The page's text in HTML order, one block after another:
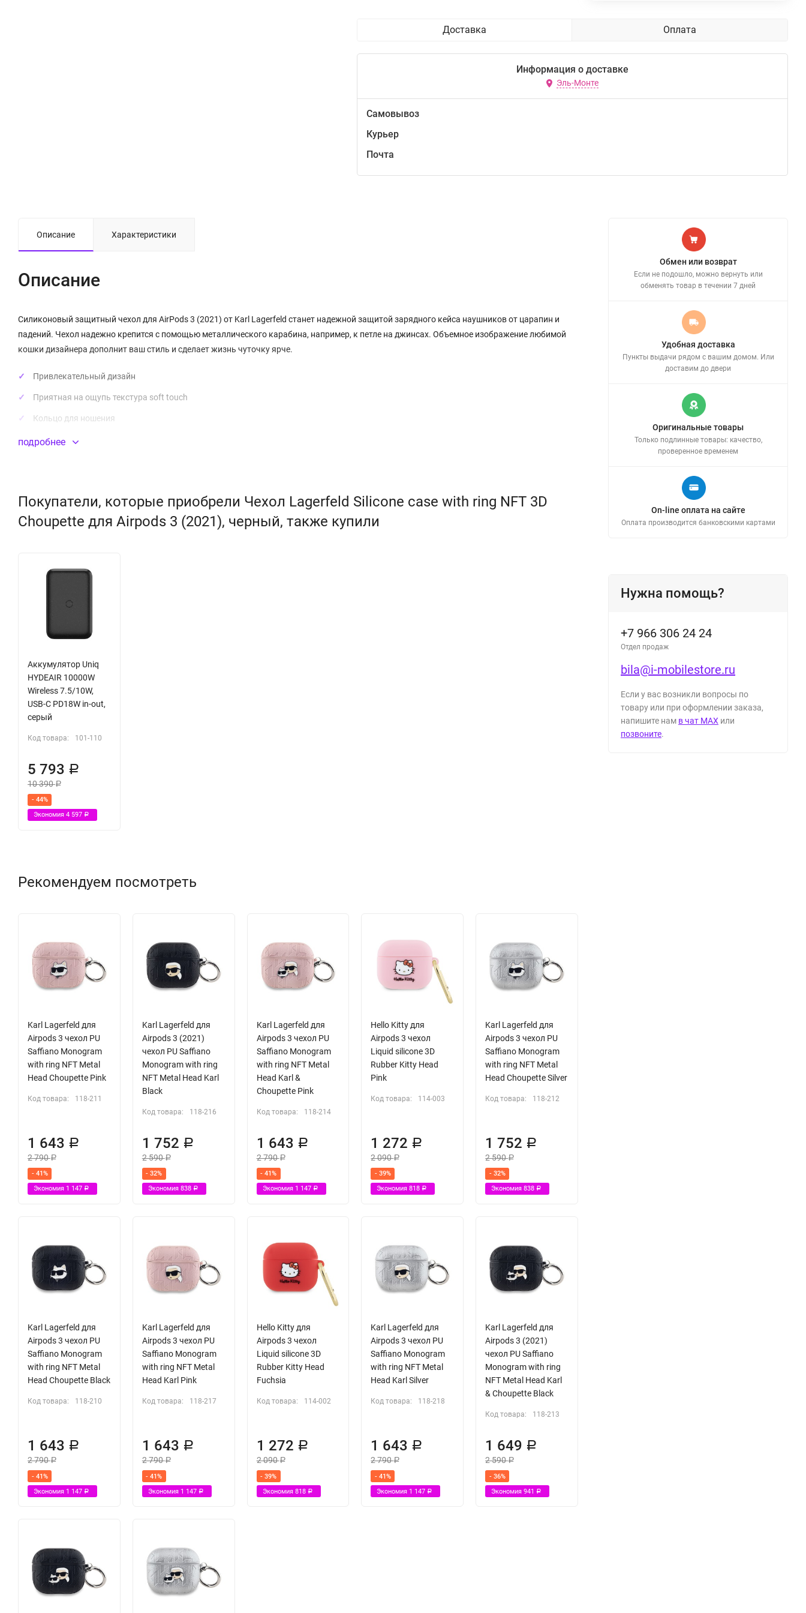
Доставка Оплата
Информация о доставке
Эль-Монте
Самовывоз
Курьер
Почта
Описание Характеристики
Описание
Силиконовый защитный чехол для AirPods 3 (2021) от Karl Lagerfeld станет надежной защитой зарядного кейса наушников от царапин и
падений. Чехол надежно крепится с помощью металлического карабина, например, к петле на джинсах. Объемное изображение любимой
кошки дизайнера дополнит ваш стиль и сделает жизнь чуточку ярче.
Привлекательный дизайн
Приятная на ощупь текстура soft touch
Кольцо для ношения
Надежная фиксация
подробнее
Покупатели, которые приобрели Чехол Lagerfeld Silicone case with ring NFT 3D
Choupette для Airpods 3 (2021), черный, также купили
Аккумулятор Uniq
HYDEAIR 10000W
Wireless 7.5/10W,
USB-C PD18W in-out,
серый
Код товара: 101-110
5 793 Р
10 390Р
- 44%
Экономия 4 597 Р
Рекомендуем посмотреть
Karl Lagerfeld для
Airpods 3 чехол PU
Saffiano Monogram
with ring NFT Metal
Head Choupette Pink
Код товара: 118-211
1 643 Р
2 790Р
- 41%
Экономия 1 147 Р
Karl Lagerfeld для
Airpods 3 (2021)
чехол PU Saffiano
Monogram with ring
NFT Metal Head Karl
Black
Код товара: 118-216
1 752 Р
2 590Р
- 32%
Экономия 838 Р
Karl Lagerfeld для
Airpods 3 чехол PU
Saffiano Monogram
with ring NFT Metal
Head Karl &
Choupette Pink
Код товара: 118-214
1 643 Р
2 790Р
- 41%
Экономия 1 147 Р
Hello Kitty для
Airpods 3 чехол
Liquid silicone 3D
Rubber Kitty Head
Pink
Код товара: 114-003
1 272 Р
2 090Р
- 39%
Экономия818Р
Karl Lagerfeld для
Airpods 3 чехол PU
Saffiano Monogram
with ring NFT Metal
Head Choupette Silver
Код товара: 118-212
1 752 Р
2 590Р
- 32%
Экономия838Р
Karl Lagerfeld для
Airpods 3 чехол PU
Saffiano Monogram
with ring NFT Metal
Head Choupette Black
Код товара: 118-210
1 643 Р
2 790Р
- 41%
Экономия 1 147 Р
Karl Lagerfeld для
Airpods 3 чехол PU
Saffiano Monogram
with ring NFT Metal
Head Karl Pink
Код товара: 118-217
1 643 Р
2 790Р
- 41%
Экономия 1 147 Р
Hello Kitty для
Airpods 3 чехол
Liquid silicone 3D
Rubber Kitty Head
Fuchsia
Код товара: 114-002
1 272 Р
2 090Р
- 39%
Экономия 818 Р
Karl Lagerfeld для
Airpods 3 чехол PU
Saffiano Monogram
with ring NFT Metal
Head Karl Silver
Код товара: 118-218
1 643 Р
2 790Р
- 41%
Экономия 1 147Р
Karl Lagerfeld для
Airpods 3 (2021)
чехол PU Saffiano
Monogram with ring
NFT Metal Head Karl
& Choupette Black
Код товара: 118-213
1 649 Р
2 590Р
- 36%
Экономия941Р
Обмен или возврат
Если не подошло, можно вернуть или
обменять товар в течении 7 дней
Удобная доставка
Пункты выдачи рядом с вашим домом. Или
доставим до двери
Оригинальные товары
Только подлинные товары: качество,
проверенное временем
On-line оплата на сайте
Оплата производится банковскими картами
Нужна помощь?
+7 966 306 24 24
Отдел продаж
bila@i-mobilestore.ru
Если у вас возникли вопросы по
товару или при оформлении заказа,
напишите нам в чат MAX или
позвоните.